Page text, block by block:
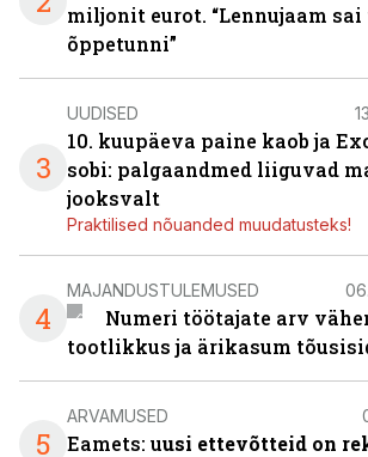
miljonit eurot. “Lennujaam sai
õppetunni”
3
UUDISED
10. kuupäeva paine kaob ja
sobi: palgaandmed liiguvad
jooksvalt
Praktilised nõuanded muudatusteks!
4
MAJANDUSTULEMUSED
Numeri töötajate arv
tootlikkus ja ärikasum
5
ARVAMUSED
Eamets: uusi ettevõtteid on